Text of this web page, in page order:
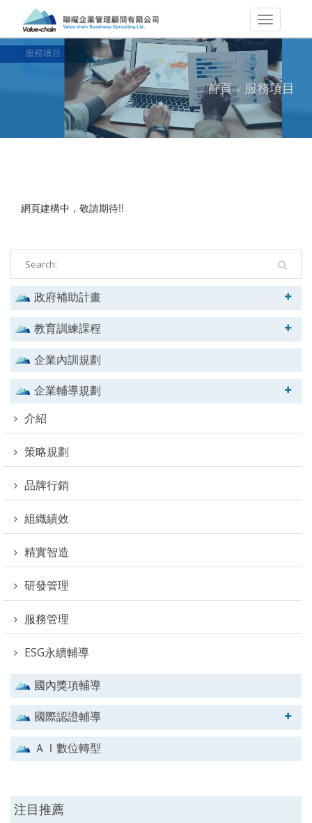
首頁 服務項目
網頁建構中，敬請期待!!
政府補助計畫
教育訓練課程
企業內訓規劃
企業輔導規劃
介紹
策略規劃
品牌行銷
組織績效
精實智造
研發管理
服務管理
ESG永續輔導
國內獎項輔導
國際認證輔導
ＡＩ數位轉型
注目推薦